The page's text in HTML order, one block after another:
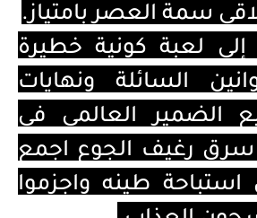
سمة العصر بامتياز.
إلى لعبة كونية خطيرة
السائلة ونهايات
الضمير العالمي في
سرق رغيف الجوع اجمع
طينه واجزموا